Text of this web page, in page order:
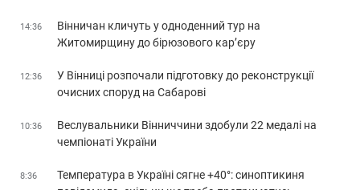
14:36
Вінничан кличуть у одноденний тур на
Житомирщину до бірюзового кар’єру
12:36
У Вінниці розпочали підготовку до реконструкції
очисних споруд на Сабарові
10:36
Веслувальники Вінниччини здобули 22 медалі на
чемпіонаті України
8:36
Температура в Україні сягне +40°: синоптикиня